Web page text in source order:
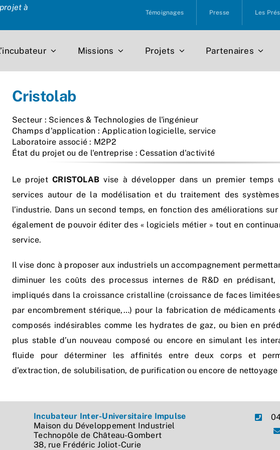
à
Témoignages Presse Les
Missions Projets Partenaires
Cristolab
Secteur : Sciences & Technologies de l'ingénieur
Champs d'application : Application logicielle, service
Laboratoire associé : M2P2
État du projet ou de l'entreprise : Cessation d'activité
Le projetCRISTOLAB vise à développer dans un premier
services autour de la modélisation et du traitement des
l’industrie. Dans un second temps, en fonction des améliorations
également de pouvoir éditer des « logiciels métier » tout en
service.
Il vise donc à proposer aux industriels un accompagnement
diminuer les coûts des processus internes de R&D en prédisant,
impliqués dans la croissance cristalline (croissance de faces
par encombrement stérique,…) pour la fabrication de
composés indésirables comme les hydrates de gaz, ou bien en
plus stable d’un nouveau composé ou encore en simulant les
fluide pour déterminer les affinités entre deux corps et
d’extraction, de solubilisation, de purification ou encore de
Incubateur Inter-Universitaire Impulse
Maison du Développement Industriel
Technopôle de Château-Gombert
38, rue Frédéric Joliot-Curie